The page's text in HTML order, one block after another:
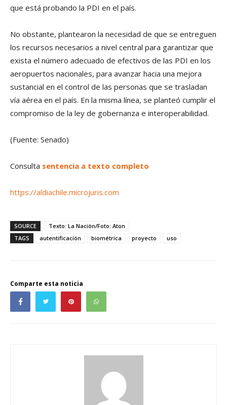
que está probando la PDI en el país.
No obstante, plantearon la necesidad de que se entreguen
los recursos necesarios a nivel central para garantizar que
exista el número adecuado de efectivos de las PDI en los
aeropuertos nacionales, para avanzar hacia una mejora
sustancial en el control de las personas que se trasladan
vía aérea en el país. En la misma línea, se planteó cumplir el
compromiso de la ley de gobernanza e interoperabilidad.
(Fuente: Senado)
Consulta sentencia a texto completo
https://aldiachile.microjuris.com
SOURCE
Texto: La Nación/Foto: Aton
TAGS
autentificación biométrica proyecto uso
Comparte esta noticia